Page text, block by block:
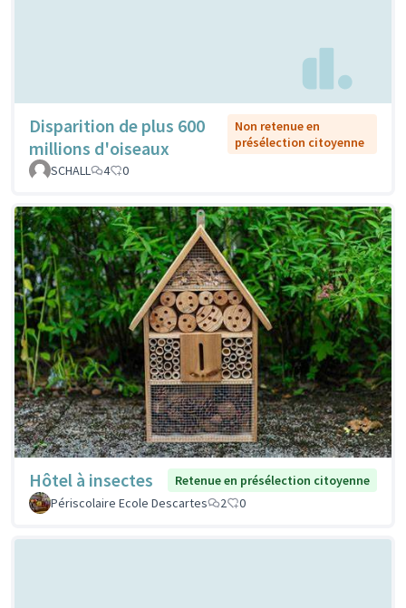
Disparition de plus 600
millions d'oiseaux
Non retenue en
présélection citoyenne
SCHALL
4 0
Hôtel à insectes
Retenue en présélection citoyenne
Périscolaire Ecole Descartes
2 0